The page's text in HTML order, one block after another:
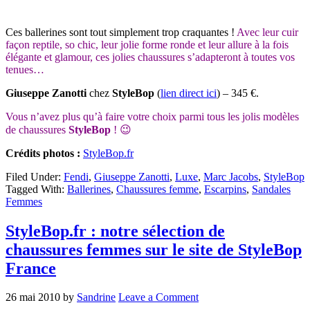
Ces ballerines sont tout simplement trop craquantes ! Avec leur cuir
façon reptile, so chic, leur jolie forme ronde et leur allure à la fois
élégante et glamour, ces jolies chaussures s’adapteront à toutes vos
tenues…
Giuseppe Zanotti chez StyleBop (lien direct ici) – 345 €.
Vous n’avez plus qu’à faire votre choix parmi tous les jolis modèles
de chaussures StyleBop ! 😉
Crédits photos : StyleBop.fr
Filed Under: Fendi, Giuseppe Zanotti, Luxe, Marc Jacobs, StyleBop
Tagged With: Ballerines, Chaussures femme, Escarpins, Sandales
Femmes
StyleBop.fr : notre sélection de
chaussures femmes sur le site de StyleBop
France
26 mai 2010 by Sandrine Leave a Comment